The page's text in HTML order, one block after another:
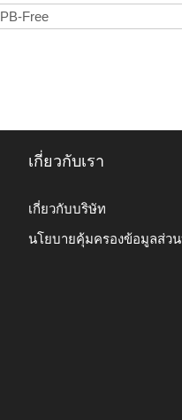
PB-Free
เกี่ยวกับเรา
เกี่ยวกับบริษัท
นโยบายคุ้มครองข้อมูลส่ว